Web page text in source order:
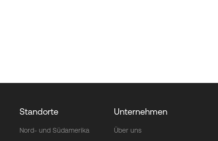
Standorte
Nord- und Südamerika
Unternehmen
Über uns